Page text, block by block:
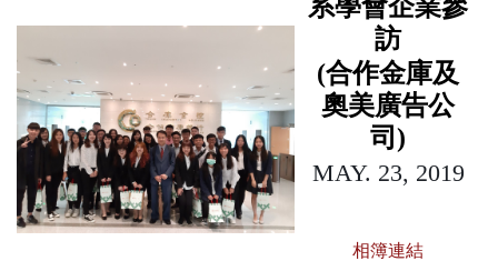
系學會企業參
訪
(合作金庫及
奧美廣告公
司)
MAY. 23, 2019
相簿連結